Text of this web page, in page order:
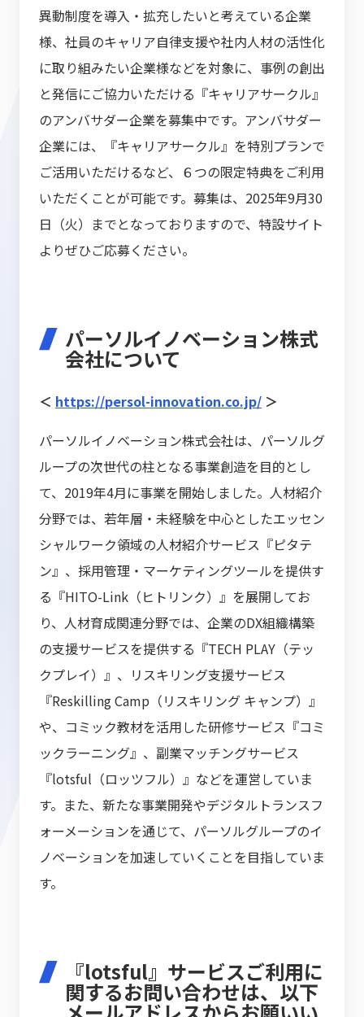
異動制度を導入・拡充したいと考えている企業
様、社員のキャリア自律支援や社内人材の活性化
に取り組みたい企業様などを対象に、事例の創出
と発信にご協力いただける『キャリアサークル』
のアンバサダー企業を募集中です。アンバサダー
企業には、『キャリアサークル』を特別プランで
ご活用いただけるなど、６つの限定特典をご利用
いただくことが可能です。募集は、2025年9月30
日（火）までとなっておりますので、特設サイト
よりぜひご応募ください。
パーソルイノベーション株式
会社について
＜ https://persol-innovation.co.jp/ ＞
パーソルイノベーション株式会社は、パーソルグ
ループの次世代の柱となる事業創造を目的とし
て、2019年4月に事業を開始しました。人材紹介
分野では、若年層・未経験を中心としたエッセン
シャルワーク領域の人材紹介サービス『ピタテ
ン』、採用管理・マーケティングツールを提供す
る『HITO-Link（ヒトリンク）』を展開してお
り、人材育成関連分野では、企業のDX組織構築
の支援サービスを提供する『TECH PLAY（テッ
クプレイ）』、リスキリング支援サービス
『Reskilling Camp（リスキリング キャンプ）』
や、コミック教材を活用した研修サービス『コミ
ックラーニング』、副業マッチングサービス
『lotsful（ロッツフル）』などを運営していま
す。また、新たな事業開発やデジタルトランスフ
ォーメーションを通じて、パーソルグループのイ
ノベーションを加速していくことを目指していま
す。
『lotsful』サービスご利用に
関するお問い合わせは、以下